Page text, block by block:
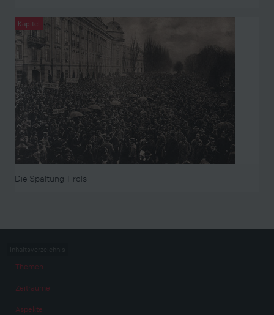
Kapitel
Die Spaltung Tirols
Themen
Zeiträume
Aspekte